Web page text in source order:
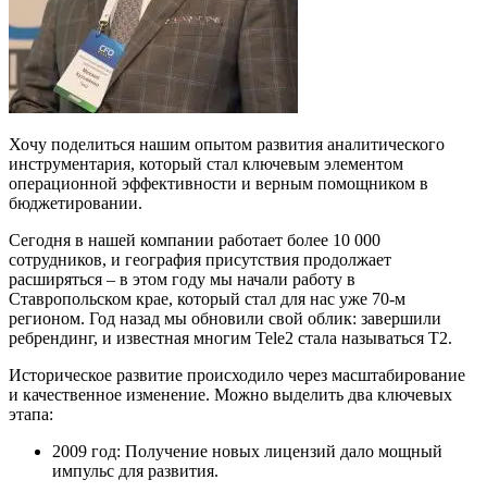
Хочу поделиться нашим опытом развития аналитического
инструментария, который стал ключевым элементом
операционной эффективности и верным помощником в
бюджетировании.
Сегодня в нашей компании работает более 10 000
сотрудников, и география присутствия продолжает
расширяться – в этом году мы начали работу в
Ставропольском крае, который стал для нас уже 70-м
регионом. Год назад мы обновили свой облик: завершили
ребрендинг, и известная многим Tele2 стала называться Т2.
Историческое развитие происходило через масштабирование
и качественное изменение. Можно выделить два ключевых
этапа:
2009 год: Получение новых лицензий дало мощный
импульс для развития.